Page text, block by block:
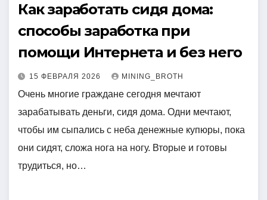
Как заработать сидя дома:
способы заработка при
помощи Интернета и без него
15 ФЕВРАЛЯ 2026 MINING_BROTH
Очень многие граждане сегодня мечтают
зарабатывать деньги, сидя дома. Одни мечтают,
чтобы им сыпались с неба денежные купюры, пока
они сидят, сложа нога на ногу. Вторые и готовы
трудиться, но…